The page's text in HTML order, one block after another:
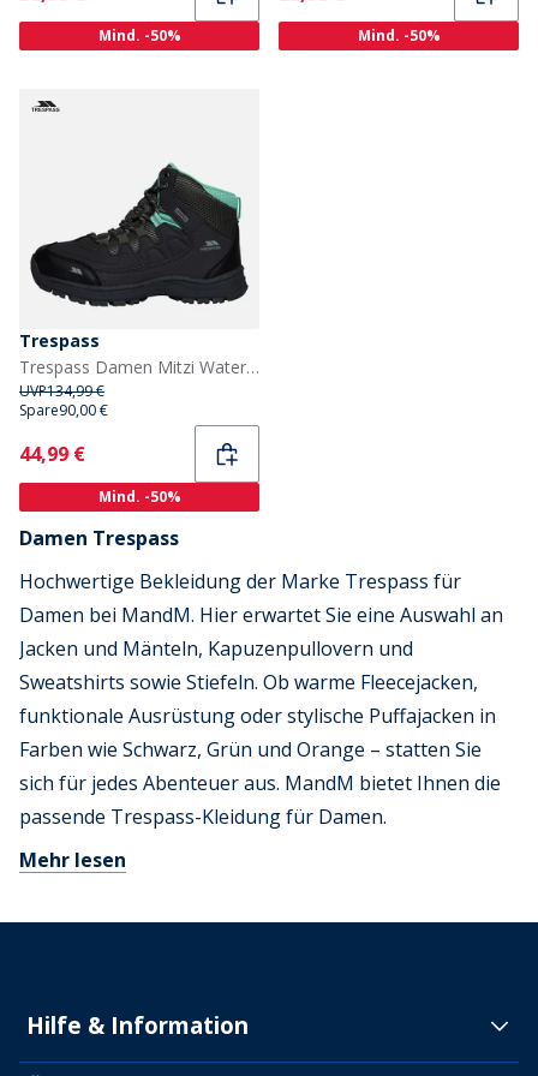
Mind. -50% Mind. -50%
Trespass
Trespass Damen Mitzi Waterproof Wanderschuhe Anthrazit
UVP134,99 €
Spare90,00 €
Current
44,99 €
Mind. -50%
Damen Trespass
Hochwertige Bekleidung der Marke Trespass für
Damen bei MandM. Hier erwartet Sie eine Auswahl an
Jacken und Mänteln, Kapuzenpullovern und
Sweatshirts sowie Stiefeln. Ob warme Fleecejacken,
funktionale Ausrüstung oder stylische Puffajacken in
Farben wie Schwarz, Grün und Orange – statten Sie
sich für jedes Abenteuer aus. MandM bietet Ihnen die
passende Trespass-Kleidung für Damen.
Mehr lesen
Hilfe & Information